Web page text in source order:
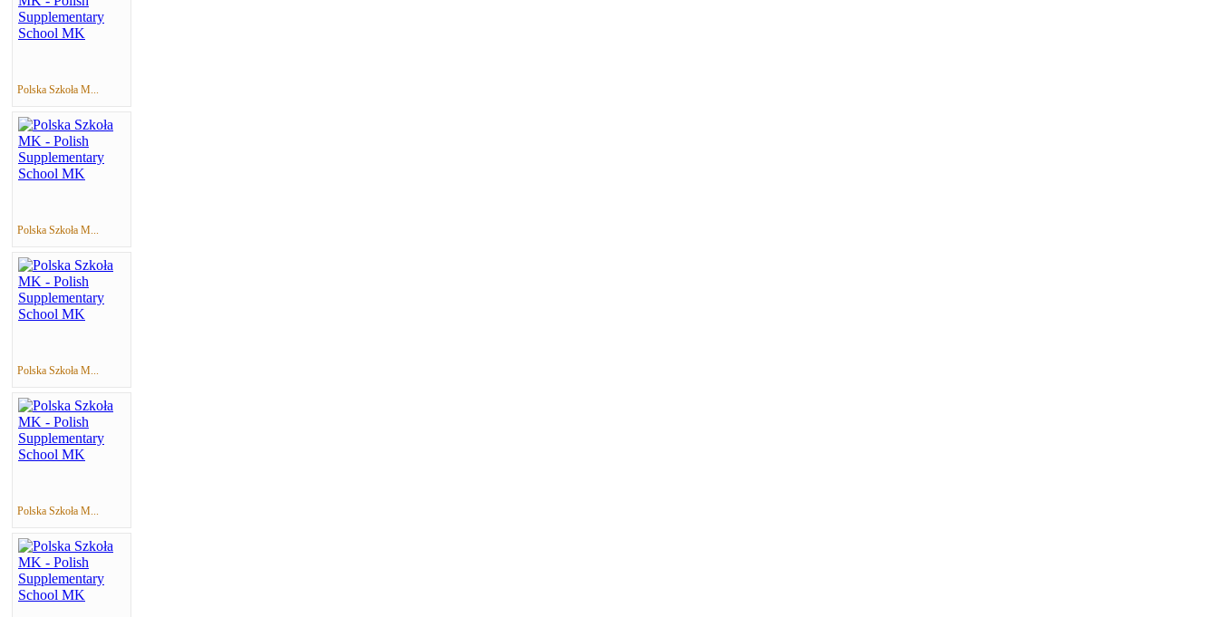
Polska Szkoła M...
Polska Szkoła M...
Polska Szkoła M...
Polska Szkoła M...